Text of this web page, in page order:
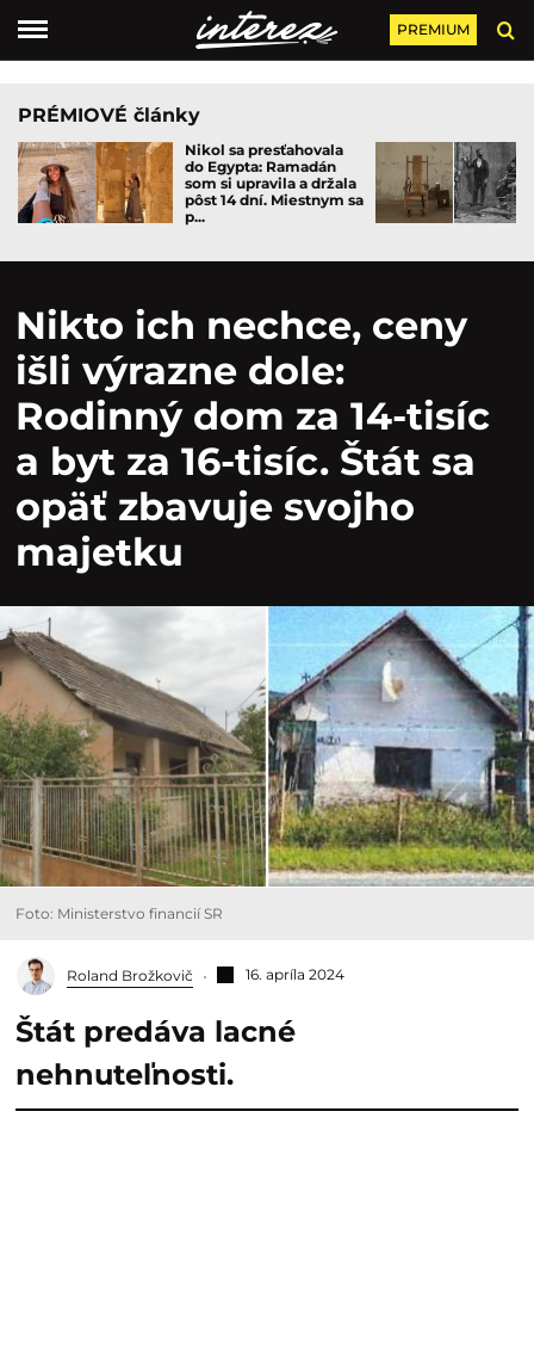
PREMIUM
PRÉMIOVÉ články
Nikol sa presťahovala
do Egypta: Ramadán
som si upravila a držala
pôst 14 dní. Miestnym sa
p...
Nikto ich nechce, ceny
išli výrazne dole:
Rodinný dom za 14-tisíc
a byt za 16-tisíc. Štát sa
opäť zbavuje svojho
majetku
Foto: Ministerstvo financií SR
Roland Brožkovič 16. apríla 2024
Štát predáva lacné
nehnuteľnosti.